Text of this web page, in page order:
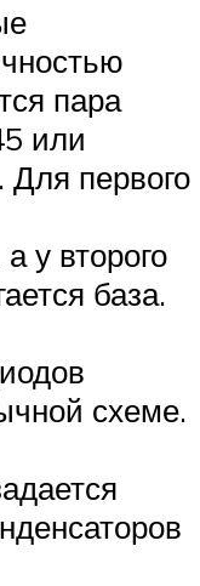
пара
или
Для первого
у второго
база.
схеме.